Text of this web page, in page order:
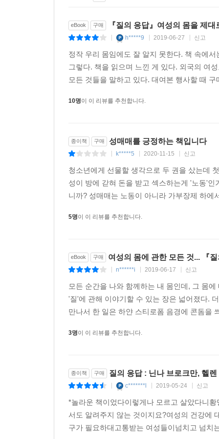
우리의 사명은 젊은 여성들이 자신감을 가지고
또한 여성이 얼마나 다양한 몸매를 가지고 있
더 많이 걱정합니다. 우리는 여성의 성에 대한 확
이 책은 매우 시의 적절하다고 평가받고 있습니
신체 중심의 차세대와 전 세계에서 경험과 정보
Written by Inga Iberg Hanstveit, 노르웨이 대사관
이 책이 나오자마자 곧장 베스트셀러가 되었습니
전문적이고 진지한 동시에 재미있는 썼다는
노르웨이뿐 다른 나라 여성등도 좋은 정보에 접
됩니다. 이전에 아무도 이런 시도를 하지 않았다는
많은 사람이 섹스나 성에 대해 가장 호기심이
여자아이처럼 섹스와 신체에 관해 똑같은 질문
있습니다! 그러나 절대적으로 [청소년]이 읽습
메시지를 꽤 받았습니다.
매체였습니다.
여성 성기에 대해 이전에 알지 못했던 진실 한 가
대부분의 여성들이 오르가슴을 위해 음핵을 직접
eBook 구매 『질의 응답』여성의 몸을 제대
h*****9 2019-06-27 신고
정작 우리 몸임에도 잘 알지 못한다. 책 속에
그렇다. 책을 읽으며 느낀 게 있다. 외국의 여
모든 것들을 말하고 있다. 대여본 행사할 때
10명이 이 리뷰를 추천합니다.
종이책 구매 성매매를 긍정하는 책입니다
k*****5 2020-11-15 신고
청소년에게 선물할 생각으로 두 권을 샀는데
성이 방에 갇혀 돈을 받고 섹스하는게 '노동'
니까? 성매매는 노동이 아니라 가부장제 하
5명이 이 리뷰를 추천합니다.
eBook 구매 여성의 몸에 관한 모든 것... 『
n******i 2019-06-17 신고
모든 순간을 나와 함께하는 내 몸인데, 그 몸
'질'에 관해 이야기할 수 있는 장은 넓어졌다.
만나서 한 일은 하얀 스티로폼 음경에 콘돔을
3명이 이 리뷰를 추천합니다.
종이책 구매 질의 응답 : 닌나 브로크만, 헬
c*******l 2019-05-24 신고
*놀라운 책이었다이렇게나 모르고 살았다니
서도 알려주지 않는 것이지요?여성의 건강에
구가 필요하대고통받는 여성들이넘치고 넘